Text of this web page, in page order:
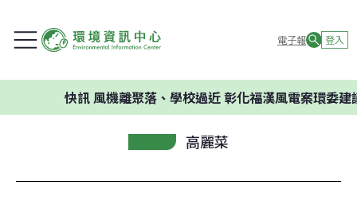
電子報 登入
風機離聚落、學校過近 彰化福漢風電案環委建議不應開
高麗菜